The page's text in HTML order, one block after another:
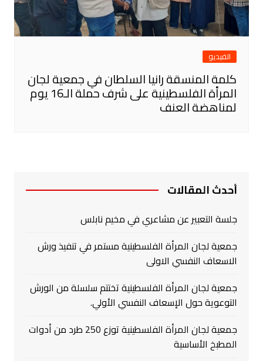
الفيديو
كلمة المنسقة رانيا السلطان في جمعية لجان
المرأة الفلسطينية على شرف حملة الـ16 يوم
لمناهضة العنف
أحدث المقالات
جلسة التعبير عن مشاعري في مخيم نابلس
جمعية لجان المرأة الفلسطينية مستمر في تنفيذ ورش
الاسعاف النفسي الاولى
جمعية لجان المرأة الفلسطينية تختتم سلسلة من الورش
التوعوية حول الإسعاف النفسي الأولي.
جمعية لجان المرأة الفلسطينية توزع 250 طرد من أدوات
المطبخ الأساسية